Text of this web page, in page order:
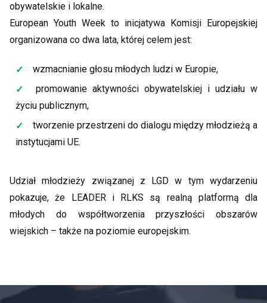
obywatelskie i lokalne.
European Youth Week to inicjatywa Komisji Europejskiej
organizowana co dwa lata, której celem jest:
wzmacnianie głosu młodych ludzi w Europie,
promowanie aktywności obywatelskiej i udziału w
życiu publicznym,
tworzenie przestrzeni do dialogu między młodzieżą a
instytucjami UE.
Udział młodzieży związanej z LGD w tym wydarzeniu
pokazuje, że LEADER i RLKS są realną platformą dla
młodych do współtworzenia przyszłości obszarów
wiejskich – także na poziomie europejskim.